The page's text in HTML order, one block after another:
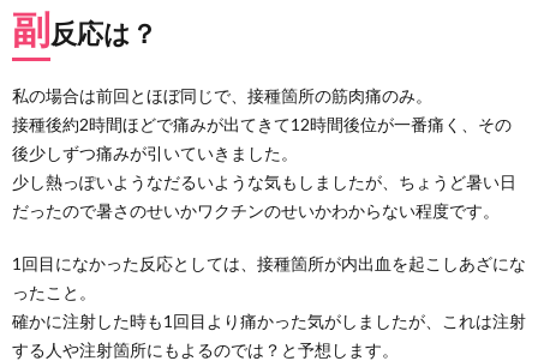
副反応は？
私の場合は前回とほぼ同じで、接種箇所の筋肉痛のみ。
接種後約2時間ほどで痛みが出てきて12時間後位が一番痛く、その
後少しずつ痛みが引いていきました。
少し熱っぽいようなだるいような気もしましたが、ちょうど暑い日
だったので暑さのせいかワクチンのせいかわからない程度です。
1回目になかった反応としては、接種箇所が内出血を起こしあざにな
ったこと。
確かに注射した時も1回目より痛かった気がしましたが、これは注射
する人や注射箇所にもよるのでは？と予想します。